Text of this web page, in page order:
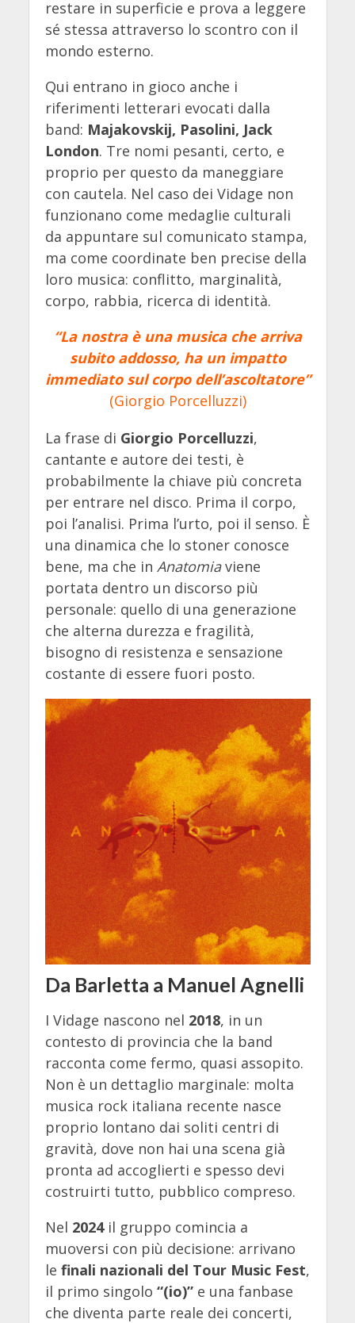
restare in superficie e prova a leggere
sé stessa attraverso lo scontro con il
mondo esterno.
Qui entrano in gioco anche i
riferimenti letterari evocati dalla
band: Majakovskij, Pasolini, Jack
London. Tre nomi pesanti, certo, e
proprio per questo da maneggiare
con cautela. Nel caso dei Vidage non
funzionano come medaglie culturali
da appuntare sul comunicato stampa,
ma come coordinate ben precise della
loro musica: conflitto, marginalità,
corpo, rabbia, ricerca di identità.
“La nostra è una musica che arriva
subito addosso, ha un impatto
immediato sul corpo dell’ascoltatore”
(Giorgio Porcelluzzi)
La frase di Giorgio Porcelluzzi,
cantante e autore dei testi, è
probabilmente la chiave più concreta
per entrare nel disco. Prima il corpo,
poi l’analisi. Prima l’urto, poi il senso. È
una dinamica che lo stoner conosce
bene, ma che in Anatomiaviene
portata dentro un discorso più
personale: quello di una generazione
che alterna durezza e fragilità,
bisogno di resistenza e sensazione
costante di essere fuori posto.
Da Barletta a Manuel Agnelli
I Vidage nascono nel 2018, in un
contesto di provincia che la band
racconta come fermo, quasi assopito.
Non è un dettaglio marginale: molta
musica rock italiana recente nasce
proprio lontano dai soliti centri di
gravità, dove non hai una scena già
pronta ad accoglierti e spesso devi
costruirti tutto, pubblico compreso.
Nel 2024il gruppo comincia a
muoversi con più decisione: arrivano
le finali nazionali del Tour Music Fest,
il primo singolo “(io)”e una fanbase
che diventa parte reale dei concerti,